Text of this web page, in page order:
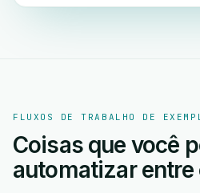
FLUXOS DE TRABALHO DE
Coisas que você
automatizar entre